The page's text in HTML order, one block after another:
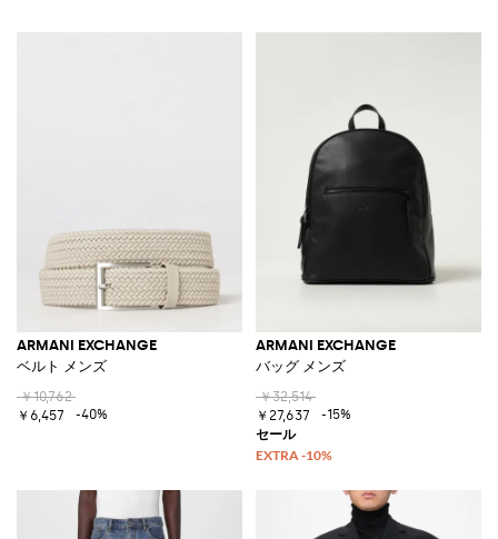
ARMANI EXCHANGE
ベルト メンズ
￥10,762
￥6,457
-40%
ARMANI EXCHANGE
バッグ メンズ
￥32,514
￥27,637
-15%